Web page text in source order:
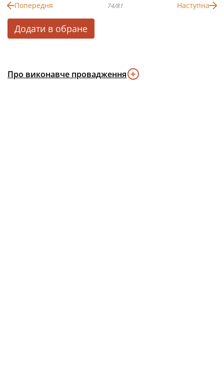
Попередня 74/81 Наступна
Додати в обране
Про виконавче провадження